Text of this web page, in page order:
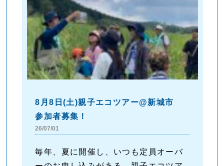
8月8日(土)親子エコツアー@新城市
参加者募集！
26/07/01
毎年、夏に開催し、いつも定員オーバ